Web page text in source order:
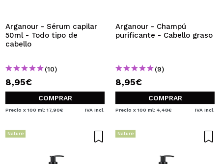
Arganour - Sérum capilar
50ml - Todo tipo de
cabello
(10)
8,95€
COMPRAR
Precio x 100 ml: 17,90€ IVA Incl.
Arganour - Champú
purificante - Cabello graso
(9)
8,95€
COMPRAR
Precio x 100 ml: 4,48€ IVA Incl.
Nature Nature